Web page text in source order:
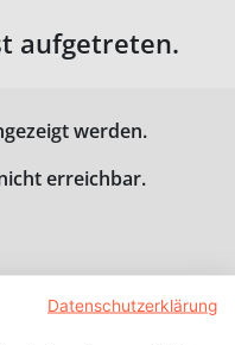
aufgetreten.
werden.
erreichbar.
Datenschutzerklärung